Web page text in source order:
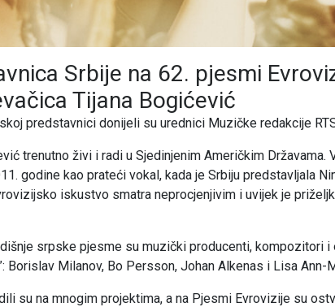
Srbije na 62. pjesmi
Tijana Bogićević
predstavnici donijeli su urednici Muzičke redakcije
trenutno živi i radi u Sjedinjenim Američkim Državama.
godine kao prateći vokal, kada je Srbiju predstavljala
iskustvo smatra neprocjenjivim i uvijek je
srpske pjesme su muzički producenti, kompozitori i
Borislav Milanov, Bo Persson, Johan Alkenas i Lisa Ann-
su na mnogim projektima, a na Pjesmi Evrovizije su